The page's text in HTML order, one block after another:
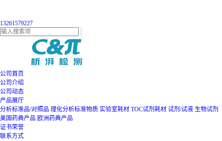
13261579227
公司首页
公司介绍
公司动态
产品展厅
分析标准品/对照品 理化分析标准物质 实验室耗材 TOC试剂耗材 试剂/试液 生物试剂
美国药典产品 欧洲药典产品
证书荣誉
联系方式